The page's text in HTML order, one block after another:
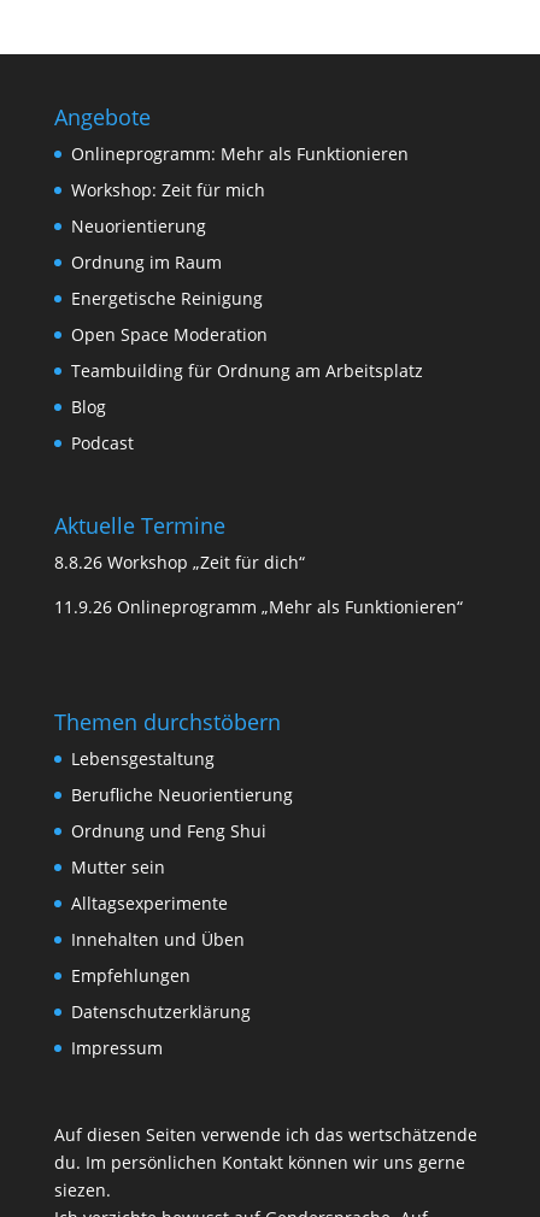
Angebote
Onlineprogramm: Mehr als Funktionieren
Workshop: Zeit für mich
Neuorientierung
Ordnung im Raum
Energetische Reinigung
Open Space Moderation
Teambuilding für Ordnung am Arbeitsplatz
Blog
Podcast
Aktuelle Termine
8.8.26 Workshop „Zeit für dich“
11.9.26 Onlineprogramm „Mehr als Funktionieren“
Themen durchstöbern
Lebensgestaltung
Berufliche Neuorientierung
Ordnung und Feng Shui
Mutter sein
Alltagsexperimente
Innehalten und Üben
Empfehlungen
Datenschutzerklärung
Impressum
Auf diesen Seiten verwende ich das wertschätzende
du. Im persönlichen Kontakt können wir uns gerne
siezen.